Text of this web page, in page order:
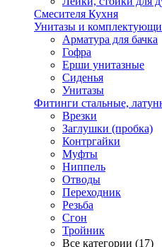
Смесителя Кухня
Унитазы и
Арматура для бачка
Гофра
Ерши унитазные
Сиденья
Унитазы
Фитинги стальные,
Врезки
Заглушки (пробка)
Контргайки
Муфты
Ниппель
Отводы
Переходник
Резьба
Сгон
Тройник
Все категории (17)